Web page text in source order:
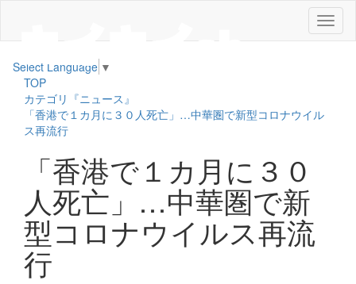
メ
ニ
Select Language ▼
TOP
カテゴリ『ニュース』
「香港で１カ月に３０人死亡」…中華圏で新型コロナウイル
ス再流行
「香港で１カ月に３０
人死亡」…中華圏で新
型コロナウイルス再流
行